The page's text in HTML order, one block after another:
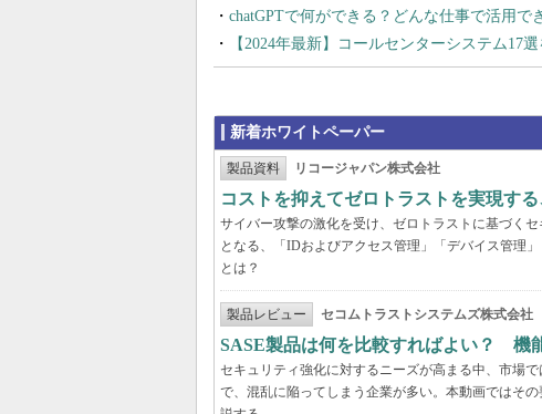
chatGPTで何ができる？どんな仕事で活用で
【2024年最新】コールセンターシステム17
新着ホワイトペーパー
製品資料 リコージャパン株式会社
コストを抑えてゼロトラストを実現す
サイバー攻撃の激化を受け、ゼロトラストに基づく
となる、「IDおよびアクセス管理」「デバイス管理
とは？
製品レビュー セコムトラストシステムズ株式会社
SASE製品は何を比較すればよい？ 機
セキュリティ強化に対するニーズが高まる中、市場
で、混乱に陥ってしまう企業が多い。本動画ではそ